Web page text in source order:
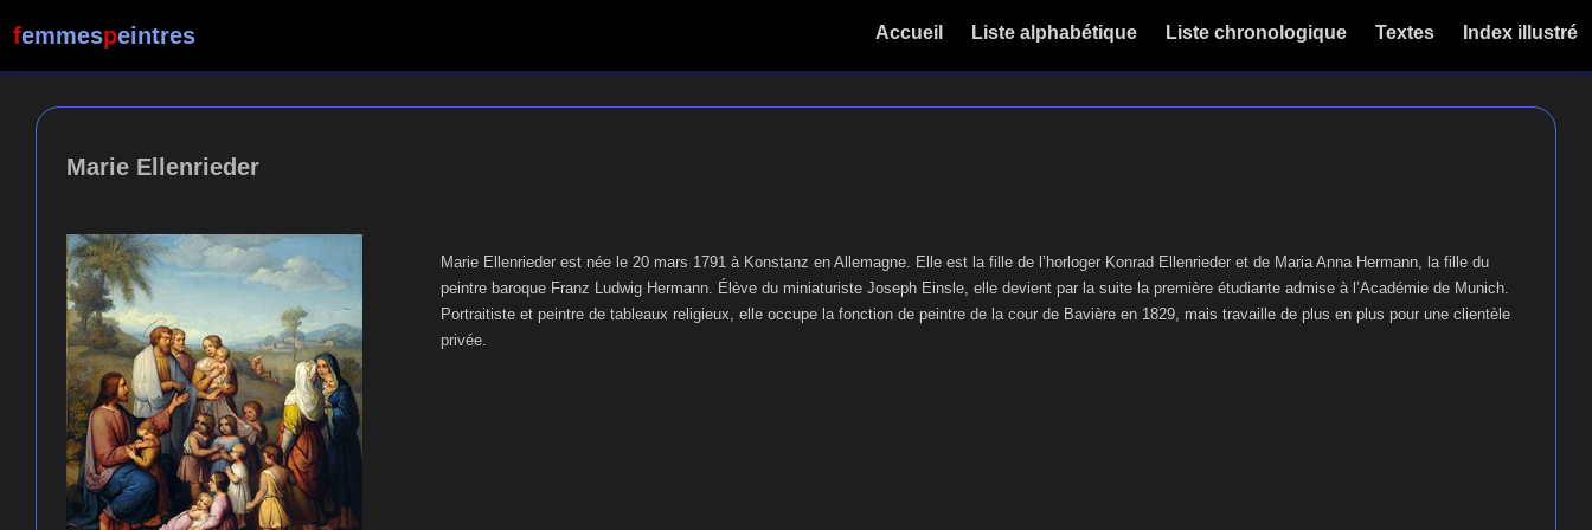
femmespeintres Accueil Liste alphabétique Liste chronologique Textes Index illustré
Marie Ellenrieder
Marie Ellenrieder est née le 20 mars 1791 à Konstanz en Allemagne. Elle est la fille de l’horloger Konrad Ellenrieder et de Maria Anna Hermann, la fille du
peintre baroque Franz Ludwig Hermann. Élève du miniaturiste Joseph Einsle, elle devient par la suite la première étudiante admise à l’Académie de Munich.
Portraitiste et peintre de tableaux religieux, elle occupe la fonction de peintre de la cour de Bavière en 1829, mais travaille de plus en plus pour une clientèle
privée.